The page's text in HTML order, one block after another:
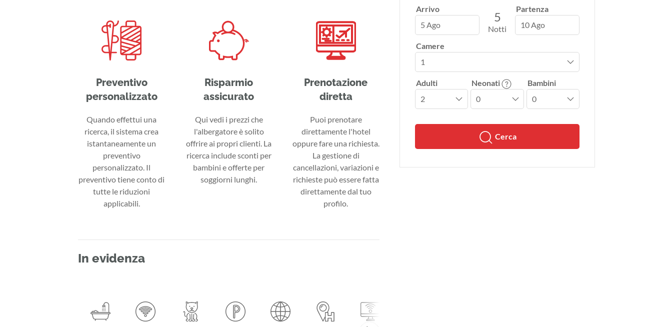
Arrivo
5 Ago
5
Notti
Partenza
10 Ago
Camere
Adulti Neonati Bambini
Cerca
Preventivo
personalizzato
Quando effettui una
ricerca, il sistema crea
istantaneamente un
preventivo
personalizzato. Il
preventivo tiene conto di
tutte le riduzioni
applicabili.
Risparmio
assicurato
Qui vedi i prezzi che
l'albergatore è solito
offrire ai propri clienti. La
ricerca include sconti per
bambini e offerte per
soggiorni lunghi.
Prenotazione
diretta
Puoi prenotare
direttamente l'hotel
oppure fare una richiesta.
La gestione di
cancellazioni, variazioni e
richieste può essere fatta
direttamente dal tuo
profilo.
In evidenza